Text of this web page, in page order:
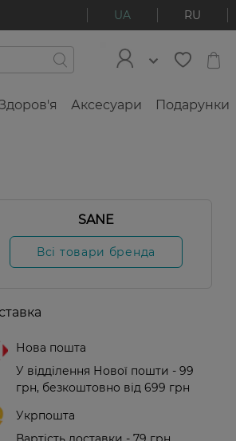
UA RU
Здоров'я Аксесуари Подарунки
SANE
Всі товари бренда
Нова пошта
У відділення Нової пошти - 99
грн, безкоштовно від 699 грн
Укрпошта